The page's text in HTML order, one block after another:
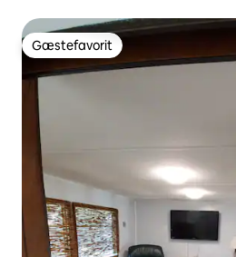
Gæstefavorit
Gæstefavorit